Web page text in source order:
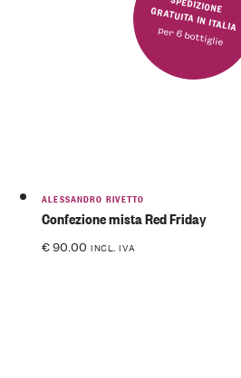
SPEDIZIONE GRATUITA IN ITALIA
per 6 bottiglie
ALESSANDRO RIVETTO
Confezione mista Red Friday
€90.00 INCL. IVA